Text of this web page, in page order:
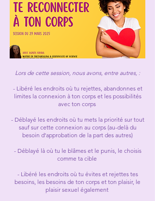
Lors de cette session, nous avons, entre autres, :
- Libéré les endroits où tu rejettes, abandonnes et
limites la connexion à ton corps et les possibilités
avec ton corps
- Déblayé les endroits où tu mets la priorité sur tout
sauf sur cette connexion au corps (au-delà du
besoin d’approbation de la part des autres)
- Déblayé là où tu le blâmes et le punis, le choisis
comme ta cible
- Libéré les endroits où tu évites et rejettes tes
besoins, les besoins de ton corps et ton plaisir, le
plaisir sexuel également